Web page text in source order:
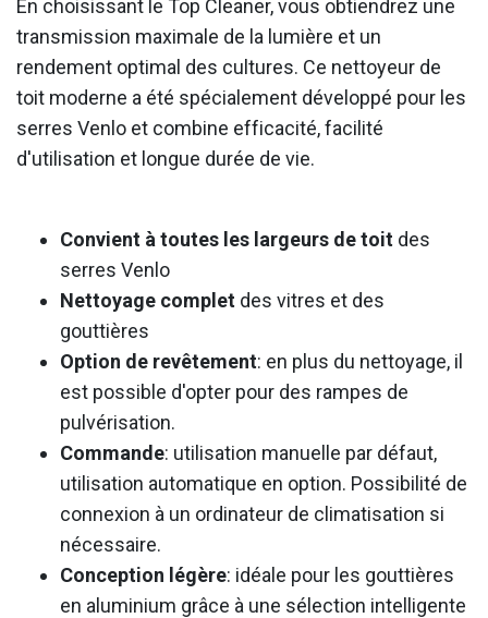
En choisissant le Top Cleaner, vous obtiendrez une
transmission maximale de la lumière et un
rendement optimal des cultures. Ce nettoyeur de
toit moderne a été spécialement développé pour les
serres Venlo et combine efficacité, facilité
d'utilisation et longue durée de vie.
Convient à toutes les largeurs de toit des
serres Venlo
Nettoyage complet des vitres et des
gouttières
Option de revêtement: en plus du nettoyage, il
est possible d'opter pour des rampes de
pulvérisation.
Commande: utilisation manuelle par défaut,
utilisation automatique en option. Possibilité de
connexion à un ordinateur de climatisation si
nécessaire.
Conception légère: idéale pour les gouttières
en aluminium grâce à une sélection intelligente